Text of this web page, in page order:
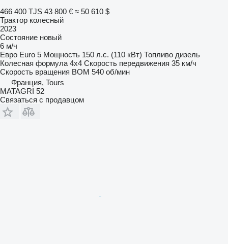
466 400 TJS 43 800 € ≈ 50 610 $
Трактор колесный
2023
Состояние новый
6 м/ч
Евро Euro 5 Мощность 150 л.с. (110 кВт) Топливо дизель
Колесная формула 4x4 Скорость передвижения 35 км/ч
Скорость вращения ВОМ 540 об/мин
Франция, Tours
MATAGRI 52
Связаться с продавцом